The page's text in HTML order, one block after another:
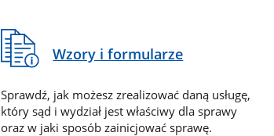
Wzory i formularze
Sprawdź, jak możesz zrealizować daną usługę,
który sąd i wydział jest właściwy dla sprawy
oraz w jaki sposób zainicjować sprawę.